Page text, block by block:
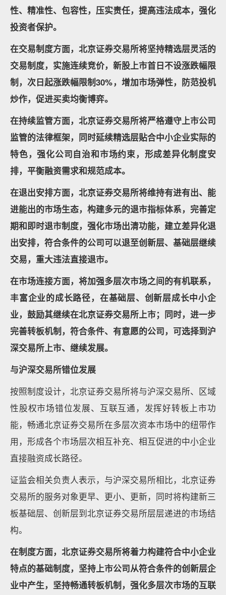
性、精准性、包容性，压实责任，提高违法成本，强化
投资者保护。
在交易制度方面，北京证券交易所将坚持精选层灵活的
交易制度，实施连续竞价，新股上市首日不设涨跌幅限
制，次日起涨跌幅限制30%，增加市场弹性，防范投机
炒作，促进买卖均衡博弈。
在持续监管方面，北京证券交易所将严格遵守上市公司
监管的法律框架，同时延续精选层贴合中小企业实际的
特色，强化公司自治和市场约束，形成差异化制度安
排，平衡融资需求和规范成本。
在退出安排方面，北京证券交易所将维持有进有出、能
进能出的市场生态，构建多元的退市指标体系，完善定
期和即时退市制度，强化市场出清功能，建立差异化退
出安排，符合条件的公司可以退至创新层、基础层继续
交易，重大违法直接退市。
在市场连接方面，将加强多层次市场之间的有机联系，
丰富企业的成长路径，在基础层、创新层成长中小企
业，鼓励其继续在北京证券交易所上市；同时，进一步
完善转板机制，符合条件、有意愿的公司，可选择到沪
深交易所上市、继续发展。
与沪深交易所错位发展
按照制度设计，北京证券交易所将与沪深交易所、区域
性股权市场错位发展、互联互通，发挥好转板上市功
能，畅通北京证券交易所在多层次资本市场中的纽带作
用，形成各个市场层次相互补充、相互促进的中小企业
直接融资成长路径。
证监会相关负责人表示，与沪深交易所相比，北京证券
交易所的服务对象更早、更小、更新，同时将构建新三
板基础层、创新层到北京证券交易所层层递进的市场结
构。
在制度方面，北京证券交易所将着力构建符合中小企业
特点的基础制度，坚持上市公司从符合条件的创新层企
业中产生，坚持畅通转板机制，强化多层次市场的互联